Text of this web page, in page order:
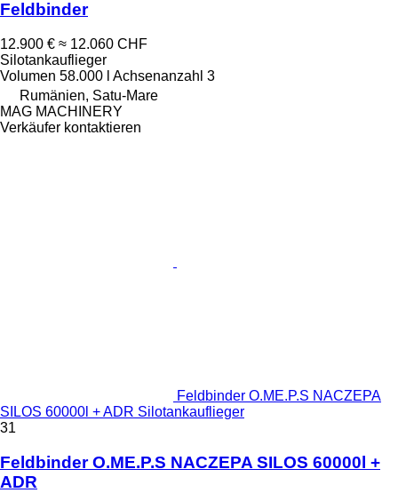
Feldbinder
12.900 € ≈ 12.060 CHF
Silotankauflieger
Volumen 58.000 l Achsenanzahl 3
Rumänien, Satu-Mare
MAG MACHINERY
Verkäufer kontaktieren
Feldbinder O.ME.P.S NACZEPA
SILOS 60000l + ADR Silotankauflieger
31
Feldbinder O.ME.P.S NACZEPA SILOS 60000l +
ADR